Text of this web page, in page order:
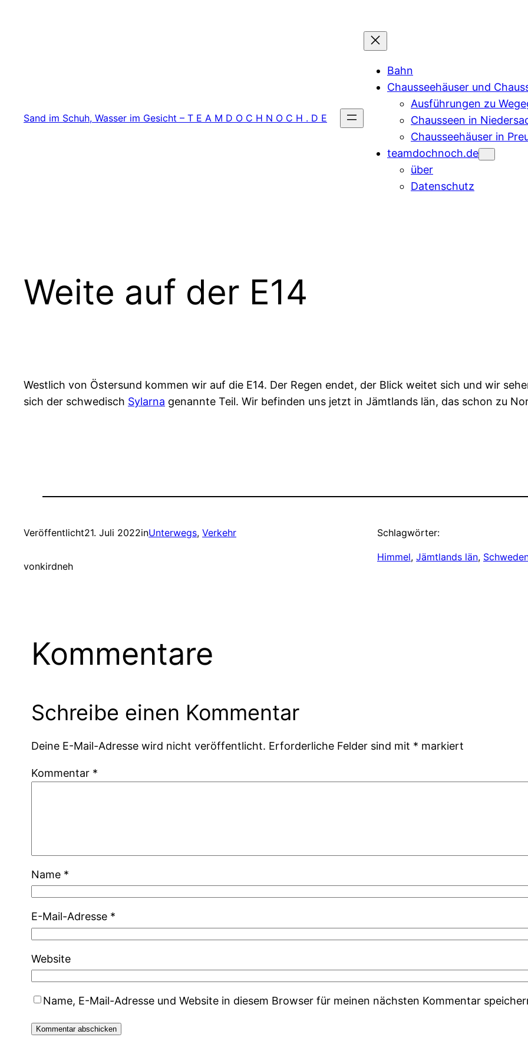
Sand im Schuh, Wasser im Gesicht – T E A M D O C H N O C H . D E
Bahn
Chausseehäuser und
Ausführungen zu
Chausseen in
Chausseehäuser in
teamdochnoch.de
über
Datenschutz
Weite auf der E14
Westlich von Östersund kommen wir auf die E14. Der Regen endet, der Blick weitet sich und wir
sich der schwedisch Sylarna genannte Teil. Wir befinden uns jetzt in Jämtlands län, das schon zu
Veröffentlicht21. Juli 2022inUnterwegs, Verkehr
vonkirdneh
Schlagwörter:
Himmel, Jämtlands län,
Kommentare
Schreibe einen Kommentar
Deine E-Mail-Adresse wird nicht veröffentlicht. Erforderliche Felder sind mit * markiert
Kommentar *
Name *
E-Mail-Adresse *
Website
Name, E-Mail-Adresse und Website in diesem Browser für meinen nächsten Kommentar